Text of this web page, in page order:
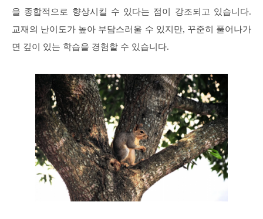
을 종합적으로 향상시킬 수 있다는 점이 강조되고 있습니다.
교재의 난이도가 높아 부담스러울 수 있지만, 꾸준히 풀어나가
면 깊이 있는 학습을 경험할 수 있습니다.